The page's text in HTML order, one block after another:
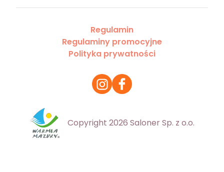
Regulamin
Regulaminy promocyjne
Polityka prywatności
Copyright 2026 Saloner Sp. z o.o.